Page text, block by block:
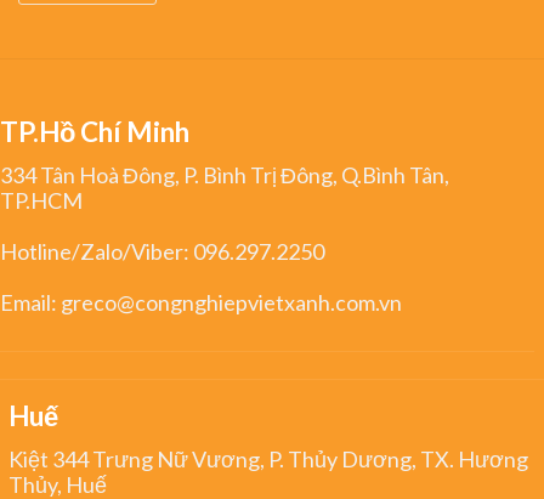
TP.Hồ Chí Minh
334 Tân Hoà Đông, P. Bình Trị Đông, Q.Bình Tân,
TP.HCM
Hotline/Zalo/Viber: 096.297.2250
Email: greco@congnghiepvietxanh.com.vn
Huế
Kiệt 344 Trưng Nữ Vương, P. Thủy Dương, TX. Hương
Thủy, Huế